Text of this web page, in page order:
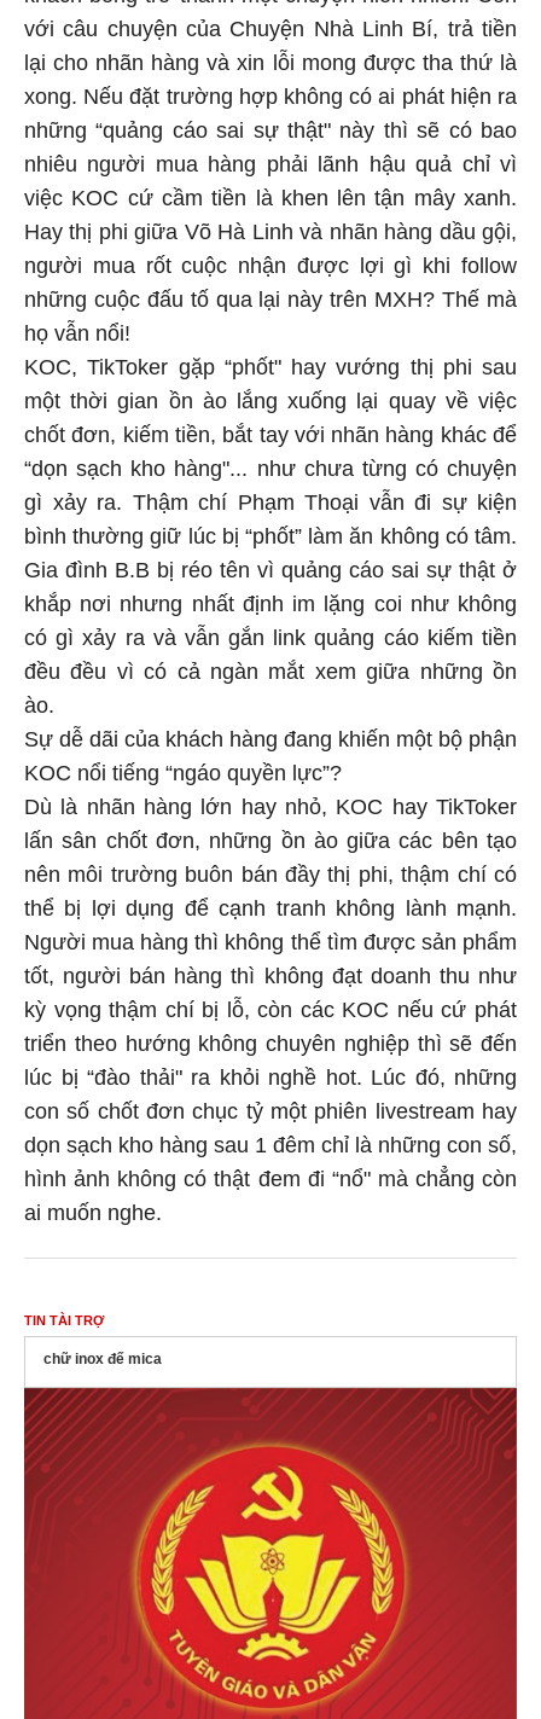
với câu chuyện của Chuyện Nhà Linh Bí, trả tiền
lại cho nhãn hàng và xin lỗi mong được tha thứ là
xong. Nếu đặt trường hợp không có ai phát hiện ra
những “quảng cáo sai sự thật" này thì sẽ có bao
nhiêu người mua hàng phải lãnh hậu quả chỉ vì
việc KOC cứ cầm tiền là khen lên tận mây xanh.
Hay thị phi giữa Võ Hà Linh và nhãn hàng dầu gội,
người mua rốt cuộc nhận được lợi gì khi follow
những cuộc đấu tố qua lại này trên MXH? Thế mà
họ vẫn nổi!
KOC, TikToker gặp “phốt" hay vướng thị phi sau
một thời gian ồn ào lắng xuống lại quay về việc
chốt đơn, kiếm tiền, bắt tay với nhãn hàng khác để
“dọn sạch kho hàng"... như chưa từng có chuyện
gì xảy ra. Thậm chí Phạm Thoại vẫn đi sự kiện
bình thường giữ lúc bị “phốt” làm ăn không có tâm.
Gia đình B.B bị réo tên vì quảng cáo sai sự thật ở
khắp nơi nhưng nhất định im lặng coi như không
có gì xảy ra và vẫn gắn link quảng cáo kiếm tiền
đều đều vì có cả ngàn mắt xem giữa những ồn
ào.
Sự dễ dãi của khách hàng đang khiến một bộ phận
KOC nổi tiếng “ngáo quyền lực”?
Dù là nhãn hàng lớn hay nhỏ, KOC hay TikToker
lấn sân chốt đơn, những ồn ào giữa các bên tạo
nên môi trường buôn bán đầy thị phi, thậm chí có
thể bị lợi dụng để cạnh tranh không lành mạnh.
Người mua hàng thì không thể tìm được sản phẩm
tốt, người bán hàng thì không đạt doanh thu như
kỳ vọng thậm chí bị lỗ, còn các KOC nếu cứ phát
triển theo hướng không chuyên nghiệp thì sẽ đến
lúc bị “đào thải" ra khỏi nghề hot. Lúc đó, những
con số chốt đơn chục tỷ một phiên livestream hay
dọn sạch kho hàng sau 1 đêm chỉ là những con số,
hình ảnh không có thật đem đi “nổ" mà chẳng còn
ai muốn nghe.
TIN TÀI TRỢ
chữ inox đế mica